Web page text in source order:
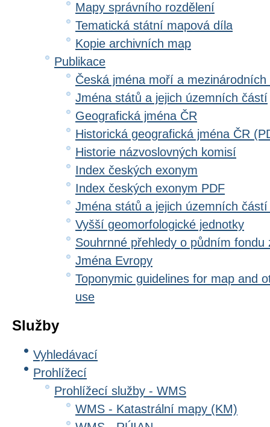
Mapy správního rozdělení
Tematická státní mapová díla
Kopie archivních map
Publikace
Česká jména moří a
Jména států a jejich územních částí
Geografická jména ČR
Historická geografická jména ČR
Historie názvoslovných komisí
Index českých exonym
Index českých exonym PDF
Jména států a jejich územních
Vyšší geomorfologické jednotky
Souhrnné přehledy o půdním fondu
Jména Evropy
Toponymic guidelines for map and
use
Služby
Vyhledávací
Prohlížecí
Prohlížecí služby - WMS
WMS - Katastrální mapy (KM)